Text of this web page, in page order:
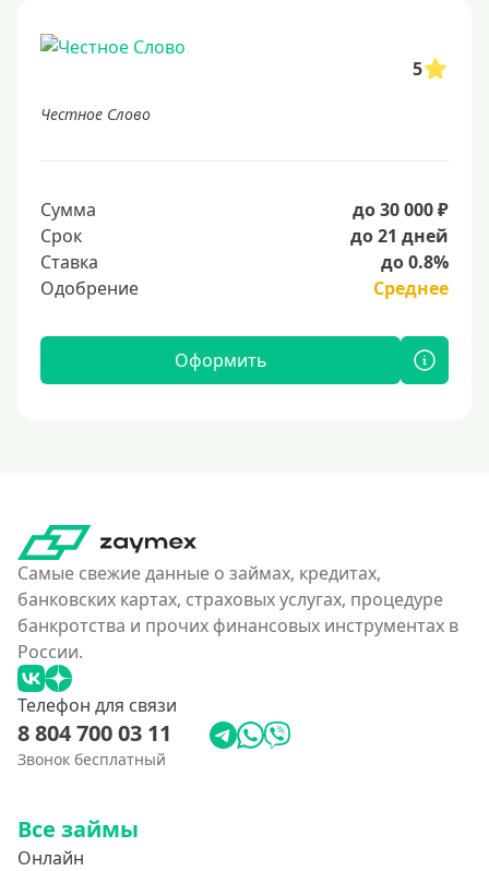
5
Честное Слово
Сумма
до 30 000 ₽
Срок
до 21 дней
Ставка
до 0.8%
Одобрение
Среднее
Оформить
Самые свежие данные о займах, кредитах,
банковских картах, страховых услугах, процедуре
банкротства и прочих финансовых инструментах в
России.
Телефон для связи
8 804 700 03 11
Звонок бесплатный
Все займы
Онлайн